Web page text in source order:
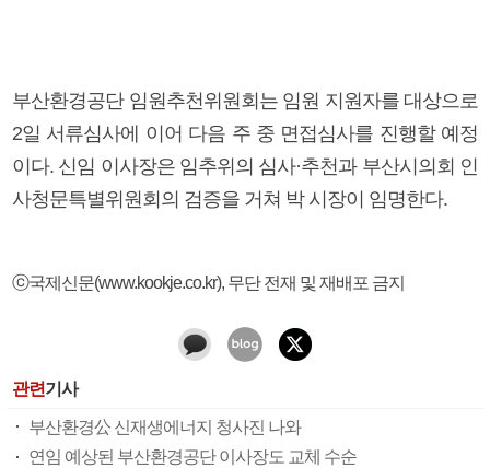
부산환경공단 임원추천위원회는 임원 지원자를 대상으로
2일 서류심사에 이어 다음 주 중 면접심사를 진행할 예정
이다. 신임 이사장은 임추위의 심사·추천과 부산시의회 인
사청문특별위원회의 검증을 거쳐 박 시장이 임명한다.
ⓒ국제신문(www.kookje.co.kr), 무단 전재 및 재배포 금지
관련기사
부산환경公 신재생에너지 청사진 나와
연임 예상된 부산환경공단 이사장도 교체 수순